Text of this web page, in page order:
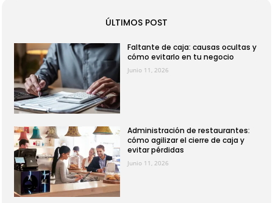
ÚLTIMOS POST
Faltante de caja: causas ocultas y
cómo evitarlo en tu negocio
Junio 11, 2026
Administración de restaurantes:
cómo agilizar el cierre de caja y
evitar pérdidas
Junio 11, 2026